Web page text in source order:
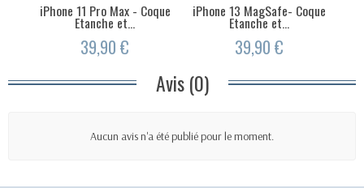
iPhone 11 Pro Max - Coque
Etanche et...
39,90 €
iPhone 13 MagSafe- Coque
Etanche et...
39,90 €
Avis (0)
Aucun avis n'a été publié pour le moment.